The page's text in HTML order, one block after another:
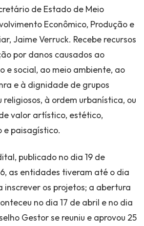
de Estado de Meio
Econômico, Produção e
Jaime Verruck. Recebe recursos
por danos causados ao
e social, ao meio ambiente, ao
e à dignidade de grupos
religiosos, à ordem urbanística, ou
valor artístico, estético,
e paisagístico.
publicado no dia 19 de
as entidades tiveram até o dia
inscrever os projetos; a abertura
no dia 17 de abril e no dia
Gestor se reuniu e aprovou 25